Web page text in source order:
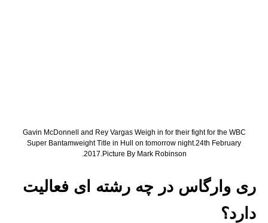
Gavin McDonnell and Rey Vargas Weigh in for their fight for the WBC
Super Bantamweight Title in Hull on tomorrow night.24th February
2017.Picture By Mark Robinson.
ری وارگاس در چه رشته ای فعالیت
دارد؟